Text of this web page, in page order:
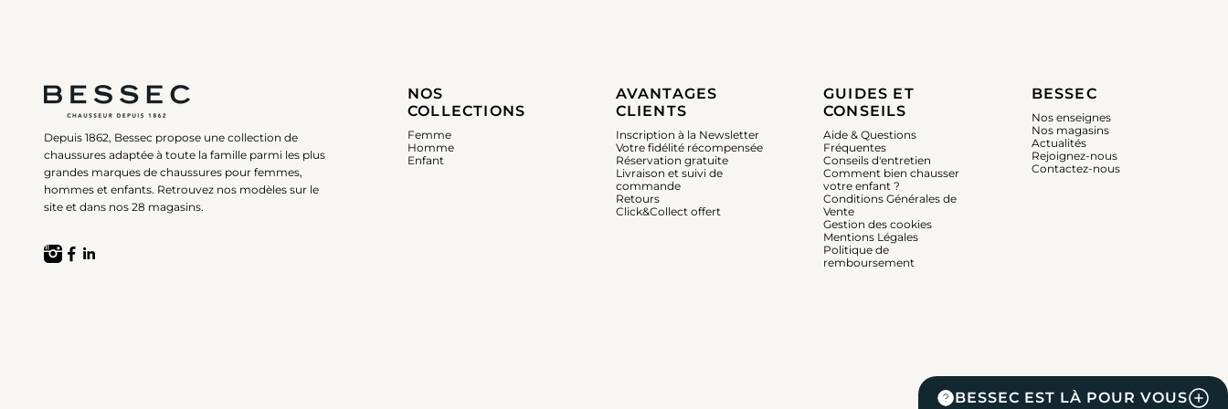
BESSEC EST LÀ POUR VOUS
Depuis 1862, Bessec propose une collection de
chaussures adaptée à toute la famille parmi les plus
grandes marques de chaussures pour femmes,
hommes et enfants. Retrouvez nos modèles sur le
site et dans nos 28 magasins.
NOS
COLLECTIONS
Femme
Homme
Enfant
AVANTAGES
CLIENTS
Inscription à la Newsletter
Votre fidélité récompensée
Réservation gratuite
Livraison et suivi de
commande
Retours
Click&Collect offert
GUIDES ET
CONSEILS
Aide & Questions
Fréquentes
Conseils d'entretien
Comment bien chausser
votre enfant ?
Conditions Générales de
Vente
Gestion des cookies
Mentions Légales
Politique de
remboursement
BESSEC
Nos enseignes
Nos magasins
Actualités
Rejoignez-nous
Contactez-nous